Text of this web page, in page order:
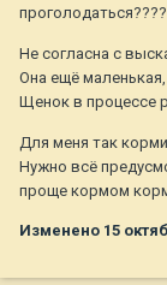
Не согласна с
Она ещё
Щенок в процессе
Для меня так
Нужно всё
проще кормом
Изменено 15